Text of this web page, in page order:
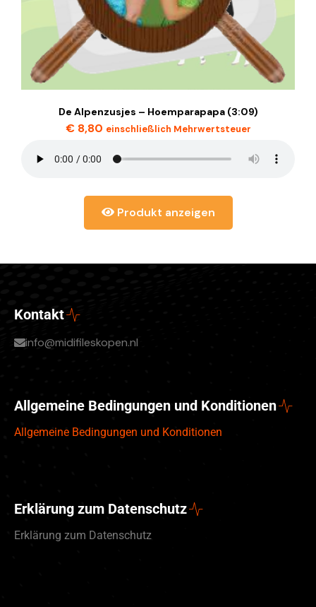
De Alpenzusjes – Hoemparapapa (3:09)
€8,80 einschließlich Mehrwertsteuer
Produkt anzeigen
Kontakt
info@midifileskopen.nl
Allgemeine Bedingungen und Konditionen
Allgemeine Bedingungen und Konditionen
Erklärung zum Datenschutz
Erklärung zum Datenschutz